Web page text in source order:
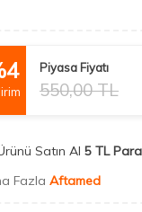
4 Piyasa Fiyatı
550,00TL
Satın Al 5 TL
Fazla Aftamed